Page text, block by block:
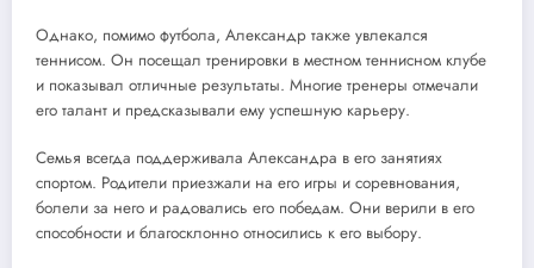
Однако, помимо футбола, Александр также увлекался
теннисом. Он посещал тренировки в местном теннисном клубе
и показывал отличные результаты. Многие тренеры отмечали
его талант и предсказывали ему успешную карьеру.
Семья всегда поддерживала Александра в его занятиях
спортом. Родители приезжали на его игры и соревнования,
болели за него и радовались его победам. Они верили в его
способности и благосклонно относились к его выбору.